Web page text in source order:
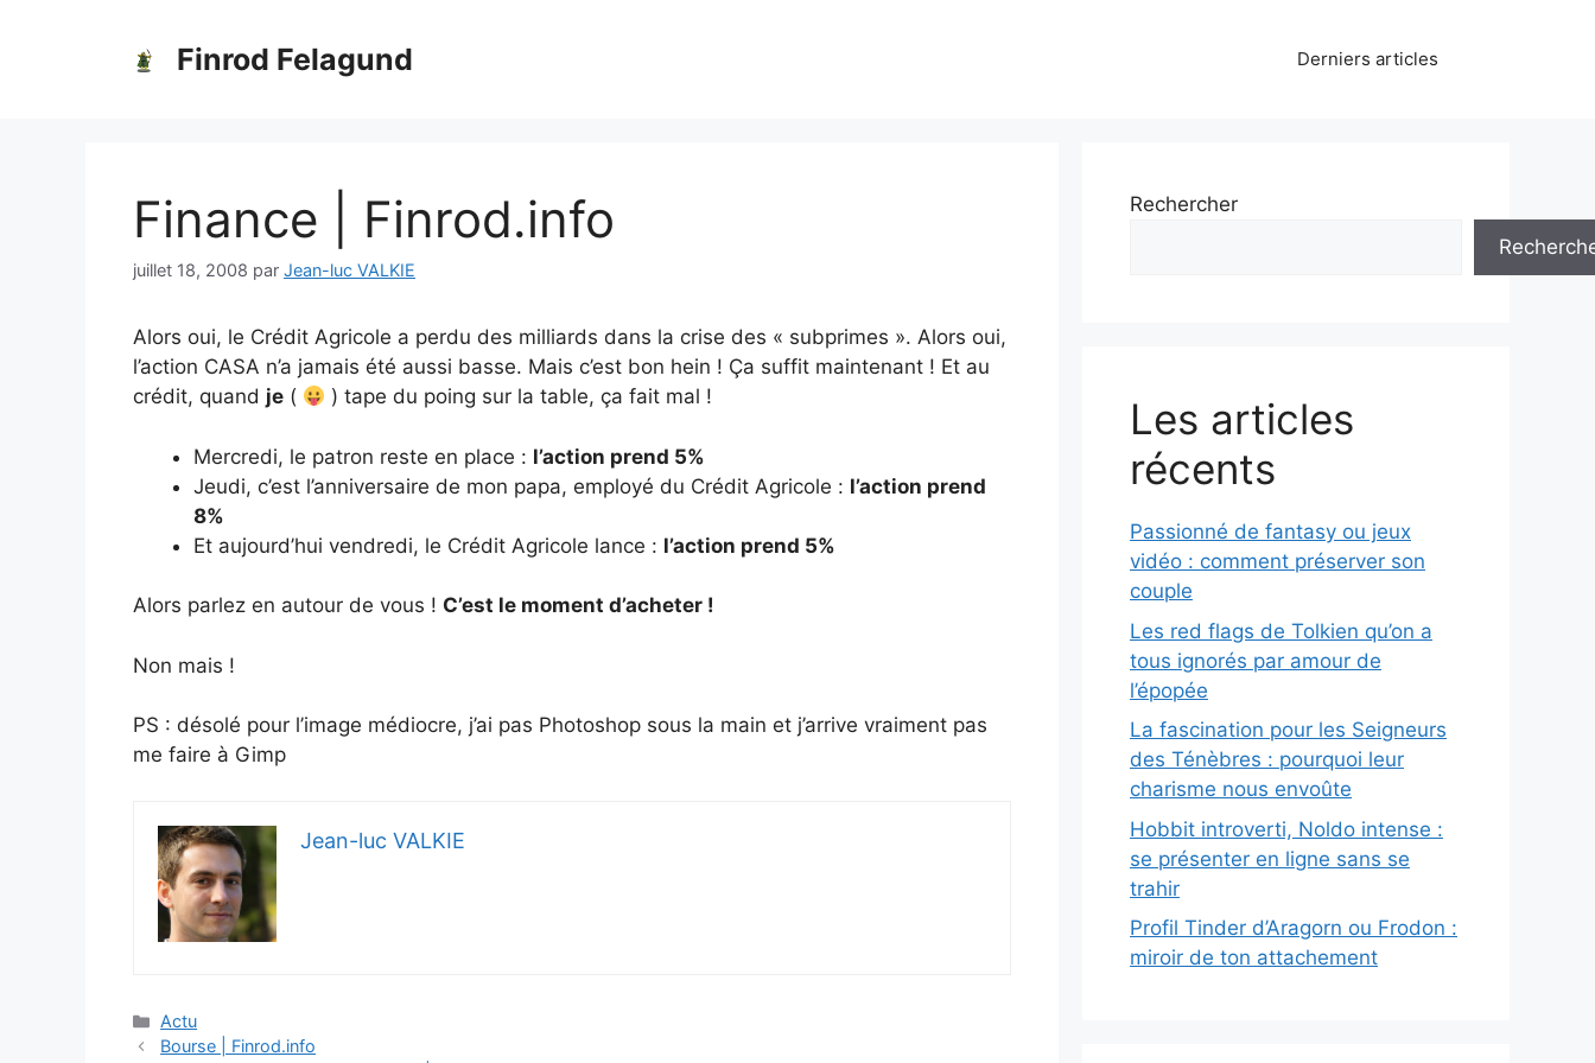
Finrod Felagund Derniers articles
Finance | Finrod.info
juillet 18, 2008 par Jean-luc VALKIE
Alors oui, le Crédit Agricole a perdu des milliards dans la crise des « subprimes ». Alors oui,
l’action CASA n’a jamais été aussi basse. Mais c’est bon hein ! Ça suffit maintenant ! Et au
crédit, quand je ( ) tape du poing sur la table, ça fait mal !
Mercredi, le patron reste en place : l’action prend 5%
Jeudi, c’est l’anniversaire de mon papa, employé du Crédit Agricole : l’action prend
8%
Et aujourd’hui vendredi, le Crédit Agricole lance : l’action prend 5%
Alors parlez en autour de vous ! C’est le moment d’acheter !
Non mais !
PS : désolé pour l’image médiocre, j’ai pas Photoshop sous la main et j’arrive vraiment pas
me faire à Gimp
Jean-luc VALKIE
Catégories
Actu
Bourse | Finrod.info
Rechercher
Les articles
récents
Passionné de fantasy ou jeux
vidéo : comment préserver son
couple
Les red flags de Tolkien qu’on a
tous ignorés par amour de
l’épopée
La fascination pour les Seigneurs
des Ténèbres : pourquoi leur
charisme nous envoûte
Hobbit introverti, Noldo intense :
se présenter en ligne sans se
trahir
Profil Tinder d’Aragorn ou Frodon :
miroir de ton attachement